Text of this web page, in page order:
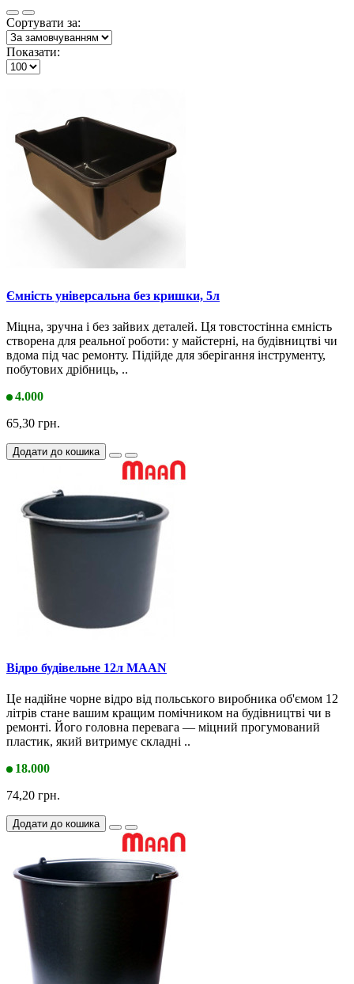
Сортувати за:
Показати:
Ємність універсальна без кришки, 5л
Міцна, зручна і без зайвих деталей. Ця товстостінна ємність
створена для реальної роботи: у майстерні, на будівництві чи
вдома під час ремонту. Підійде для зберігання інструменту,
побутових дрібниць, ..
4.000
65,30 грн.
Додати до кошика
Відро будівельне 12л MAAN
Це надійне чорне відро від польського виробника об'ємом 12
літрів стане вашим кращим помічником на будівництві чи в
ремонті. Його головна перевага — міцний прогумований
пластик, який витримує складні ..
18.000
74,20 грн.
Додати до кошика